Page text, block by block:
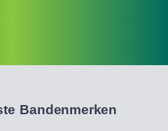
Bandenmerken